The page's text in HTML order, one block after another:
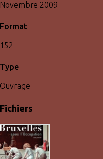
Novembre 2009
Format
152
Type
Ouvrage
Fichiers